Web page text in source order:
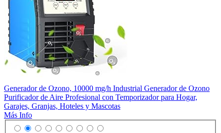
Generador de Ozono, 10000 mg/h Industrial Generador de Ozono
Purificador de Aire Profesional con Temporizador para Hogar,
Garajes, Granjas, Hoteles y Mascotas
Más Info